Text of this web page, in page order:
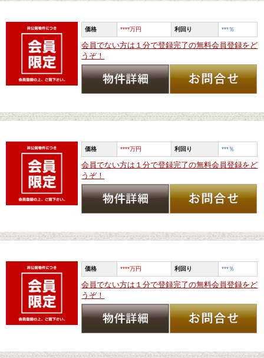
価格 ****万円 利回り ***％
会員でない方は１分で登録完了の無料会員登録をど
うぞ！
価格 ****万円 利回り ***％
会員でない方は１分で登録完了の無料会員登録をど
うぞ！
価格 ****万円 利回り ***％
会員でない方は１分で登録完了の無料会員登録をど
うぞ！